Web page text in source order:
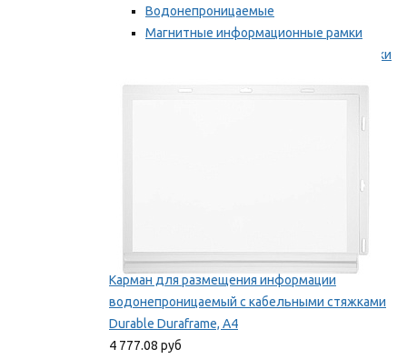
Водонепроницаемые
Магнитные информационные рамки
Самоклеящиеся информационные рамки
Карман для размещения информации
водонепроницаемый с кабельными стяжками
Durable Duraframe, А4
4 777.08 руб